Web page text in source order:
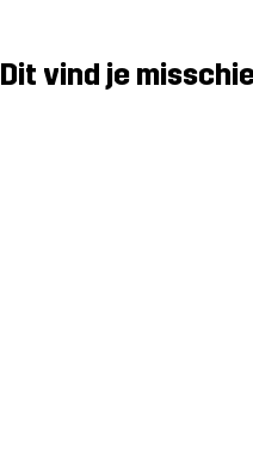
Dit vind je